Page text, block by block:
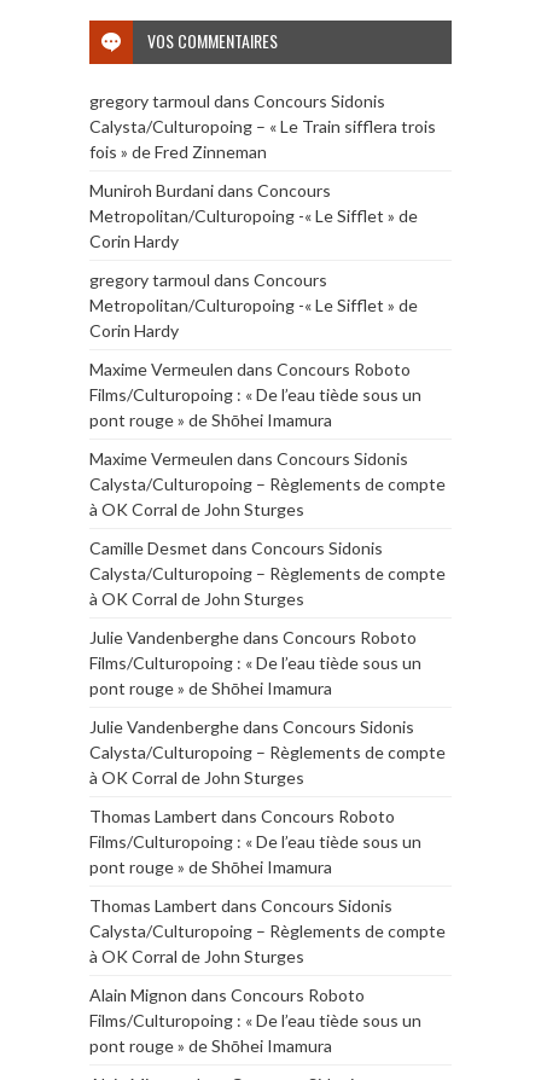
VOS COMMENTAIRES
gregory tarmoul dans Concours Sidonis
Calysta/Culturopoing – « Le Train sifflera trois
fois » de Fred Zinneman
Muniroh Burdanidans Concours
Metropolitan/Culturopoing -« Le Sifflet » de
Corin Hardy
gregory tarmoul dans Concours
Metropolitan/Culturopoing -« Le Sifflet » de
Corin Hardy
Maxime Vermeulen dans Concours Roboto
Films/Culturopoing : « De l’eau tiède sous un
pont rouge » de Shōhei Imamura
Maxime Vermeulen dans Concours Sidonis
Calysta/Culturopoing – Règlements de compte
à OK Corral de John Sturges
Camille Desmet dans Concours Sidonis
Calysta/Culturopoing – Règlements de compte
à OK Corral de John Sturges
Julie Vandenberghedans Concours Roboto
Films/Culturopoing : « De l’eau tiède sous un
pont rouge » de Shōhei Imamura
Julie Vandenberghedans Concours Sidonis
Calysta/Culturopoing – Règlements de compte
à OK Corral de John Sturges
Thomas Lambert dans Concours Roboto
Films/Culturopoing : « De l’eau tiède sous un
pont rouge » de Shōhei Imamura
Thomas Lambert dans Concours Sidonis
Calysta/Culturopoing – Règlements de compte
à OK Corral de John Sturges
Alain Mignon dans Concours Roboto
Films/Culturopoing : « De l’eau tiède sous un
pont rouge » de Shōhei Imamura